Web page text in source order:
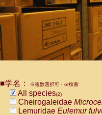
■学名： ※複数選択可・or検索
All species(2)
Cheirogaleidae
Lemuridae Eulemur